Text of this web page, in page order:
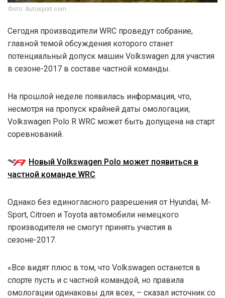
Фото: Autosport.com
Сегодня производители WRC проведут собрание,
главной темой обсуждения которого станет
потенциальный допуск машин Volkswagen для участия
в сезоне-2017 в составе частной команды.
На прошлой неделе появилась информация, что,
несмотря на пропуск крайней даты омологации,
Volkswagen Polo R WRC может быть допущена на старт
соревнований.
Новый Volkswagen Polo может появиться в
частной команде WRC
Однако без единогласного разрешения от Hyundai, M-
Sport, Citroen и Toyota автомобили немецкого
производителя не смогут принять участия в
сезоне-2017.
«Все видят плюс в том, что Volkswagen останется в
спорте пусть и с частной командой, но правила
омологации одинаковы для всех, – сказал источник со